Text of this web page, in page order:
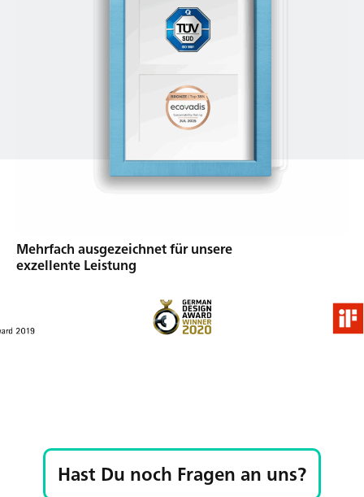
Mehrfach ausgezeichnet für unsere
exzellente Leistung
Hast Du noch Fragen an uns?